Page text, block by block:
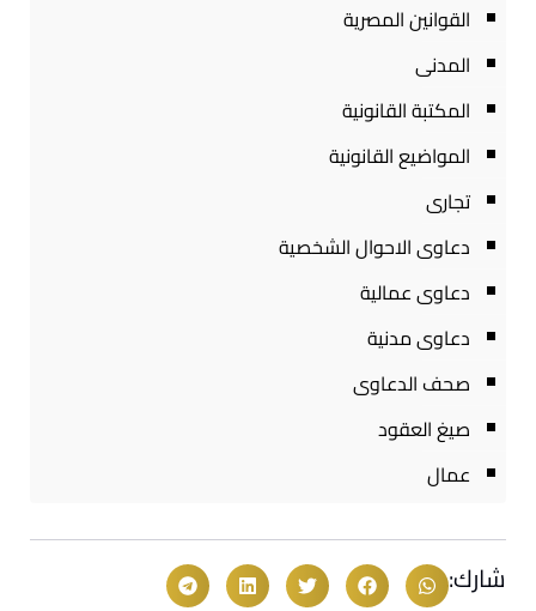
القوانين المصرية
المدنى
المكتبة القانونية
المواضيع القانونية
تجارى
دعاوى الاحوال الشخصية
دعاوى عمالية
دعاوى مدنية
صحف الدعاوى
صيغ العقود
عمال
شارك: